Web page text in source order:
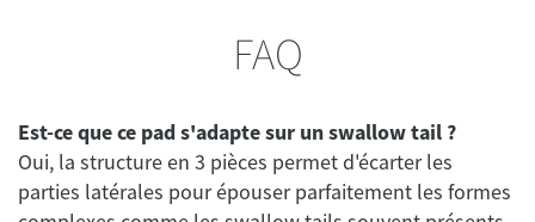
FAQ
Est-ce que ce pad s'adapte sur un swallow tail ?
Oui, la structure en 3 pièces permet d'écarter les
parties latérales pour épouser parfaitement les formes